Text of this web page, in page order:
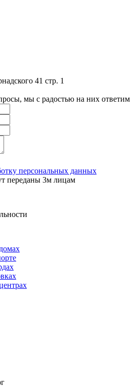
41 стр. 1
мы с радостью на них ответим
персональных данных
переданы 3м лицам